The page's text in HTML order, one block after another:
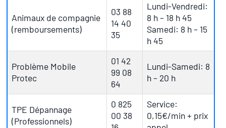
Animaux de compagnie
(remboursements)
03 88
14 40
35
Lundi-Vendredi:
8 h – 18 h 45
Samedi: 8 h – 15
h 45
Problème Mobile
Protec
01 42
99 08
64
Lundi-Samedi: 8
h – 20 h
TPE Dépannage
(Professionnels)
0 825
00 38
Service:
0,15€/min + prix